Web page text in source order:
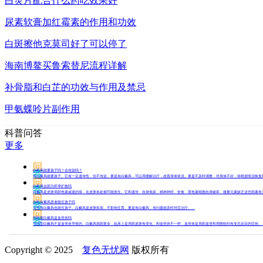
尿素软膏加红霉素的作用和功效
白斑擦他克莫司好了可以停了
海南博鳌买鲁索替尼流程详解
补骨脂和白芷的功效与作用及禁忌
甲氨蝶呤片副作用
科普问答
更多
问
白癜风能要孩子吗？会传染吗？
答
有白癜风能要孩子。它有一定遗传性，但不传染。要是有白癜风，可以用缓解治疗，改善身体状况。要是不及时调整，对身体不好，得根据情况恢复
问
白癜风会因为怀孕扩散吗
答
白癜风是皮肤局部色素减退的病，在皮肤各处都可能发生。它和遗传、自身免疫、精神神经、饮食、黑色素细胞自身破坏、微量元素缺乏这些因素
问
女性白癜风患者能生孩子吗
答
女性有白癜风也能生孩子。白癜风是皮肤疾病，不影响生育。要是有白癜风，有问题就及时对症治疗。...
问
节段型白癜风是血管炎吗
答
节段型白癜风不是血管炎导致的。白癜风病因复杂，临床上是局部皮肤有变化，和血管炎不一样，血管炎是局部血管和周围组织有变态反应的症状。
Copyright © 2025 复色无忧网 版权所有